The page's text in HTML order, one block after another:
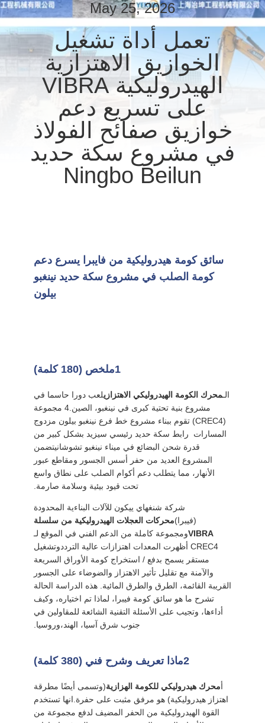
جولة
في
المعمل
مراقبة
اتصل
POLICY
May 25, 2026
تعمل أداة تشغيل
الخوازيق الاهتزازية
الهيدروليكية VIBRA
على تسريع دعم
خوازيق صفائح الفولاذ
في مشروع سكة ​​حديد
Ningbo Beilun
سائق كومة هيدروليكية من فايبرا يسرع دعم
كومة الصلب في مشروع سكة حديد نينغبو
بيلون
1ملخص (180 كلمة)
الـمحرك الكومة الهيدروليكي الاهتزازيلعب دورا حاسما في
مشروع بنية تحتية كبرى في نينغبو، الصين.4 مجموعة
(CREC4) تقوم ببناء مشروع خط فرع نينغبو بيلون مزدوج
المسارات ‬ رابط سكة حديد رئيسي سيزيد بشكل كبير من
قدرة شحن البضائع في ميناء نينغبو تشوشانيتضمن
المشروع العديد من حفر أسس الجسور ومقاطع عبور
الأنهار، مما يتطلب دعم أكوام الصلب على نطاق واسع
تحت قيود بيئية وسلامة صارمة.
شركة شنغهاي ييكون للآلات البناءية المحدودة
(فيبرا)محركات العجلات الهيدروليكية من سلسلة
VIBRAومجموعة كاملة من الدعم الفني في الموقع لـ
CREC4 أظهرت المعدات اهتزازات عالية الترددوتشغيل
مستقر يسمح بدفع / استخراج كومة الأوراق السريعة
والآمنة مع تقليل تأثير الاهتزاز والضوضاء على الجسور
القريبة القائمة، الطرق والطرق المائية. هذه الدراسة الحالة
تشرح ما هو سائق كومة فيبرا، لماذا تم اختياره، وكيف
أداءها، وتجيب على الأسئلة التقنية الشائعة للمقاولين في
جنوب شرق آسيا، الهند،وروسيا.
2ماذا تعريف وشرح فني (380 كلمة)
أمحرك هيدروليكي للكومة الهزازية(وتسمى أيضًا مطرقة
اهتزاز هيدروليكية) هو مرفق مثبت على حفرة.انها تستخدم
القوة الهيدروليكية من الحفر المضيف لدفع مجموعة من